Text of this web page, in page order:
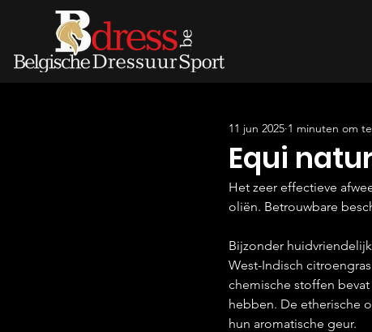
Equi
11 jun 2025 1 minuten om
Het zeer effectieve
oliën. Betrouwbare
Bijzonder
West-Indisch
chemische stoffen
hebben. De etherische
hun aromatische geur.